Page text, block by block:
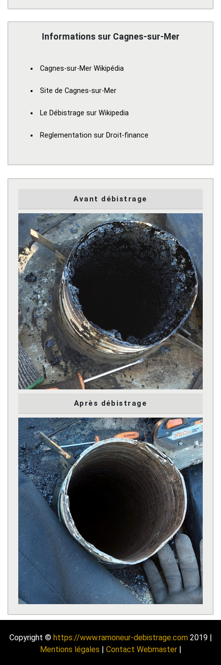
Informations sur Cagnes-sur-Mer
Cagnes-sur-Mer Wikipédia
Site de Cagnes-sur-Mer
Le Débistrage sur Wikipedia
Reglementation sur Droit-finance
Avant débistrage
Après débistrage
Copyright © https://www.ramoneur-debistrage.com2019 |
Mentions légales
Contact Webmaster|